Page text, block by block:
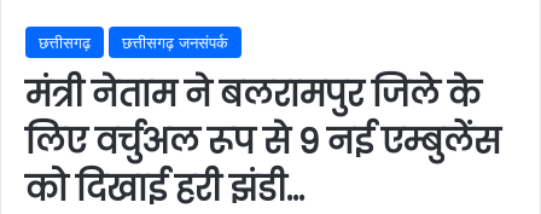
छत्तीसगढ़ छत्तीसगढ़ जनसंपर्क
मंत्री नेताम ने बलरामपुर जिले के
लिए वर्चुअल रूप से 9 नई एम्बुलेंस
को दिखाई हरी झंडी…